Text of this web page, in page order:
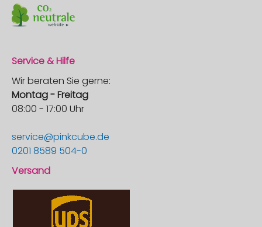
Service & Hilfe
Wir beraten Sie gerne:
Montag - Freitag
08:00 - 17:00 Uhr
service@pinkcube.de
0201 8589 504-0
Versand